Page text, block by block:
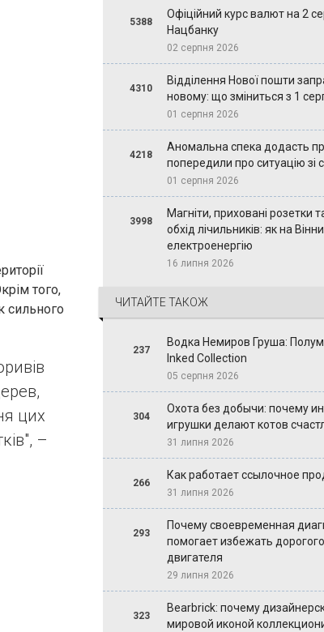
того,
сильного
цих
–
5388
Офіційний курс валют на 2
Нацбанку
02 серпня 2026
4310
Відділення Нової пошти
новому: що зміниться з 1
01 серпня 2026
4218
Аномальна спека додасть
попередили про ситуацію зі
01 серпня 2026
3998
Магніти, приховані розетки
обхід лічильників: як на
електроенергію
16 липня 2026
ЧИТАЙТЕ ТАКОЖ
237
Водка Немиров Груша:
Inked Collection
05 серпня 2026
304
Охота без добычи: почему
игрушки делают котов
31 липня 2026
266
Как работает ссылочное
31 липня 2026
293
Почему своевременная
помогает избежать
двигателя
29 липня 2026
323
Bearbrick: почему
мировой иконой